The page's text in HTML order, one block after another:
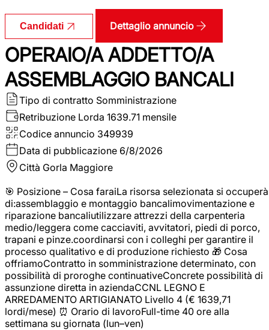
Candidati Dettaglio annuncio
OPERAIO/A ADDETTO/A
ASSEMBLAGGIO BANCALI
Tipo di contratto Somministrazione
Retribuzione Lorda 1639.71 mensile
Codice annuncio 349939
Data di pubblicazione 6/8/2026
Città Gorla Maggiore
🎯 Posizione – Cosa faraiLa risorsa selezionata si occuperà
di:assemblaggio e montaggio bancalimovimentazione e
riparazione bancaliutilizzare attrezzi della carpenteria
medio/leggera come cacciaviti, avvitatori, piedi di porco,
trapani e pinze.coordinarsi con i colleghi per garantire il
processo qualitativo e di produzione richiesto 🎁 Cosa
offriamoContratto in somministrazione determinato, con
possibilità di proroghe continuativeConcrete possibilità di
assunzione diretta in aziendaCCNL LEGNO E
ARREDAMENTO ARTIGIANATO Livello 4 (€ 1639,71
lordi/mese) ⏰ Orario di lavoroFull-time 40 ore alla
settimana su giornata (lun–ven)